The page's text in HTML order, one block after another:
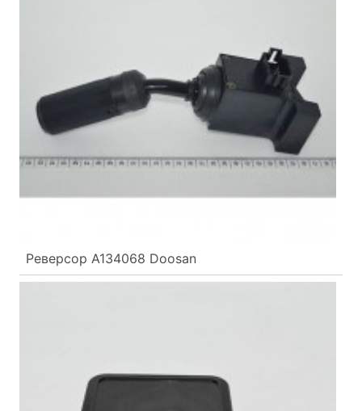
Реверсор A134068 Doosan